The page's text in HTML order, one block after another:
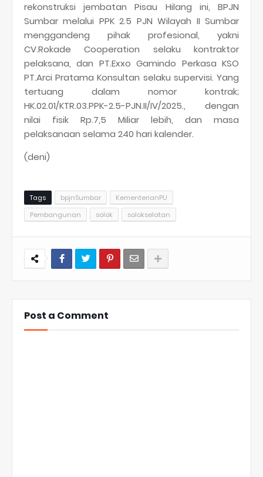
rekonstruksi jembatan Pisau Hilang ini, BPJN
Sumbar melalui PPK 2.5 PJN Wilayah II Sumbar
menggandeng pihak profesional, yakni
CV.Rokade Cooperation selaku kontraktor
pelaksana, dan PT.Exxo Gamindo Perkasa KSO
PT.Arci Pratama Konsultan selaku supervisi. Yang
tertuang dalam nomor kontrak;
HK.02.01/KTR.03.PPK-2.5-PJN.II/IV/2025., dengan
nilai fisik Rp.7,5 Miliar lebih, dan masa
pelaksanaan selama 240 hari kalender.
(deni)
Tags bpjnSumbar
KementerianPU
Pembangunan
solok solokselatan
Post a Comment